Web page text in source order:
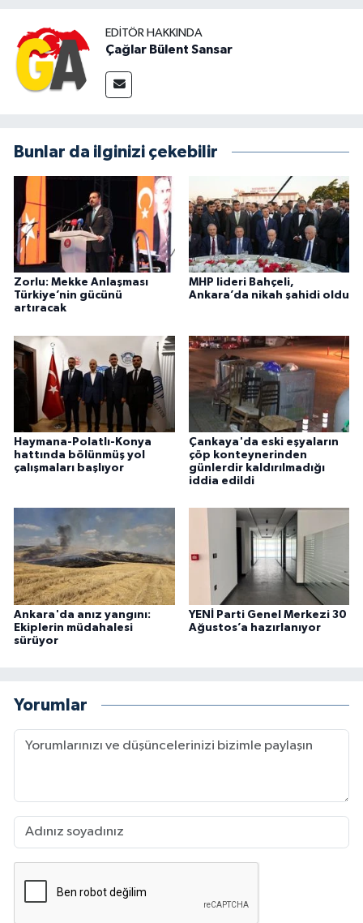
EDITÖR HAKKINDA
Çağlar Bülent Sansar
Bunlar da ilginizi çekebilir
Zorlu: Mekke Anlaşması
Türkiye’nin gücünü
artıracak
MHP lideri Bahçeli,
Ankara’da nikah şahidi oldu
Haymana-Polatlı-Konya
hattında bölünmüş yol
çalışmaları başlıyor
Çankaya'da eski eşyaların
çöp konteynerinden
günlerdir kaldırılmadığı
iddia edildi
Ankara'da anız yangını:
Ekiplerin müdahalesi
sürüyor
YENİ Parti Genel Merkezi 30
Ağustos’a hazırlanıyor
Yorumlar